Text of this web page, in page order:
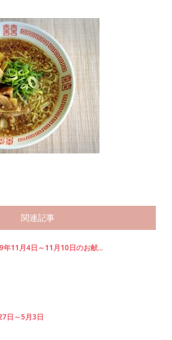
関連記事
年11月4日～11月10日のお献...
日～5月3日